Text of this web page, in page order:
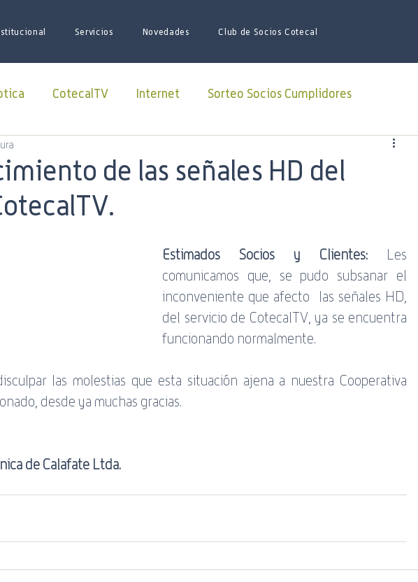
Servicios Novedades Club de Socios Cotecal
CotecalTV Internet Sorteo Socios Cumplidores
Juego de Tronos
ARSAT Lago Roca socios día del padre
ADSL WiFi Guía Cotecal
de las señales HD del
Estimados Socios y Clientes: Les
comunicamos que, se pudo subsanar el
inconveniente que afecto  las señales HD,
del servicio de CotecalTV, ya se encuentra
funcionando normalmente.
las molestias que esta situación ajena a nuestra Cooperativa
desde ya muchas gracias.
de Calafate Ltda.